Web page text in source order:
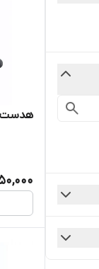
هدست VT1500 omni usb 01